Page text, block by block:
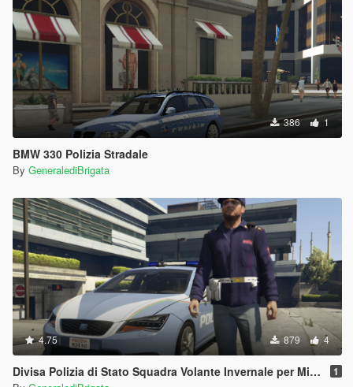
386 1
BMW 330 Polizia Stradale
By GeneralediBrigata
4.75 879 4
Divisa Polizia di Stato Squadra Volante Invernale per Michael 1